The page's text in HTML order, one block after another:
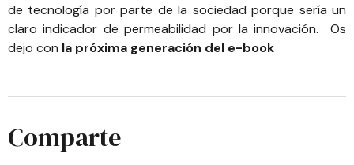
de tecnología por parte de la sociedad porque sería un
claro indicador de permeabilidad por la innovación. Os
dejo con la próxima generación del e-book
Comparte